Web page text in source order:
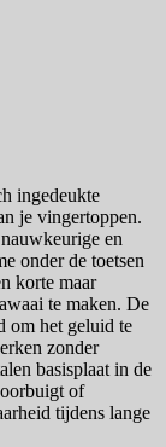
ingedeukte
je vingertoppen.
en
onder de toetsen
korte maar
te maken. De
om het geluid te
zonder
basisplaat in de
of
tijdens lange